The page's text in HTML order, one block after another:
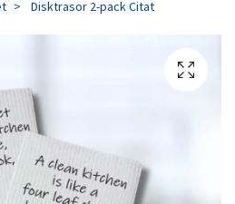
Disktrasor 2-pack Citat